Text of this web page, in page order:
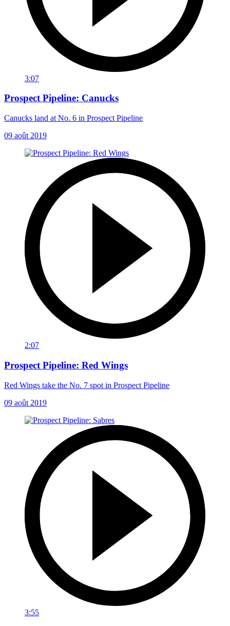
3:07
Prospect Pipeline: Canucks
Canucks land at No. 6 in Prospect Pipeline
09 août 2019
2:07
Prospect Pipeline: Red Wings
Red Wings take the No. 7 spot in Prospect Pipeline
09 août 2019
3:55